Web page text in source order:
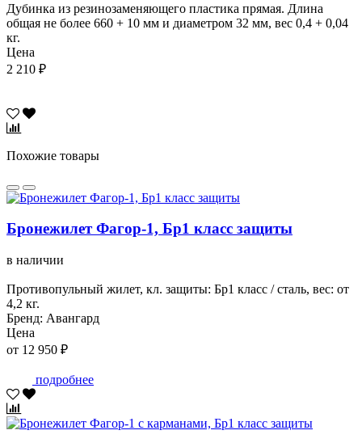
Дубинка из резинозаменяющего пластика прямая. Длина
общая не более 660 + 10 мм и диаметром 32 мм, вес 0,4 + 0,04
кг.
Цена
2 210 ₽
Похожие товары
Бронежилет Фагор-1, Бр1 класс защиты
в наличии
Противопульный жилет, кл. защиты: Бр1 класс / сталь, вес: от
4,2 кг.
Бренд: Авангард
Цена
от 12 950 ₽
подробнее